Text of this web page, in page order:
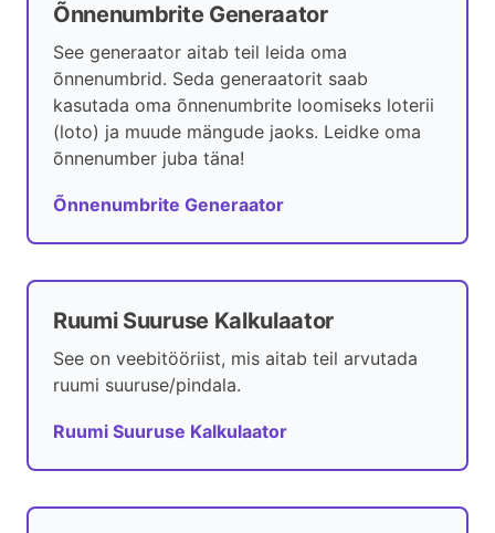
Õnnenumbrite Generaator
See generaator aitab teil leida oma
õnnenumbrid. Seda generaatorit saab
kasutada oma õnnenumbrite loomiseks loterii
(loto) ja muude mängude jaoks. Leidke oma
õnnenumber juba täna!
Õnnenumbrite Generaator
Ruumi Suuruse Kalkulaator
See on veebitööriist, mis aitab teil arvutada
ruumi suuruse/pindala.
Ruumi Suuruse Kalkulaator